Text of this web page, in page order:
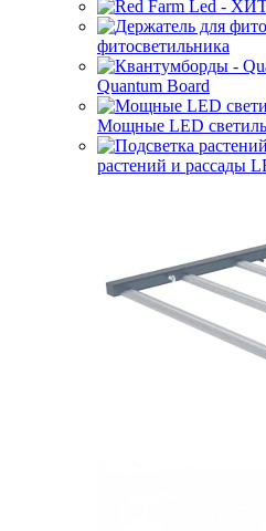
фитосветильника
Quantum Board
Мощные LED
растений и рассады